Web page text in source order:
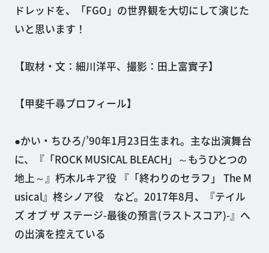
ドレッドを、「FGO」の世界観を大切にして演じた
いと思います！
【取材・文：細川洋平、撮影：田上富實子】
【甲斐千尋プロフィール】
●かい・ちひろ/’90年1月23日生まれ。主な出演舞台
に、『「ROCK MUSICAL BLEACH」～もうひとつの
地上～』朽木ルキア役 『「終わりのセラフ」 The M
usical』柊シノア役 など。2017年8月、『テイル
ズ オブ ザ ステージ-最後の預言(ラストスコア)-』へ
の出演を控えている